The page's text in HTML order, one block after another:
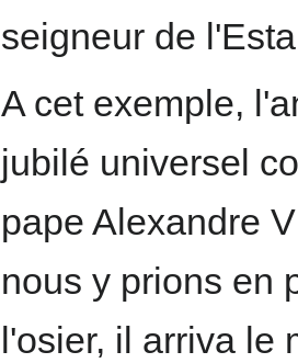
seigneur de
A cet exemple,
jubilé universel
pape Alexandre
nous y prions en
l'osier, il arriva le